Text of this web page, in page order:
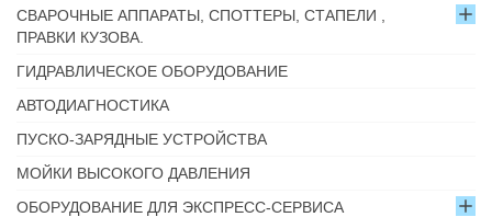
СВАРОЧНЫЕ АППАРАТЫ, СПОТТЕРЫ, СТАПЕЛИ ,
ПРАВКИ КУЗОВА.
ГИДРАВЛИЧЕСКОЕ ОБОРУДОВАНИЕ
АВТОДИАГНОСТИКА
ПУСКО-ЗАРЯДНЫЕ УСТРОЙСТВА
МОЙКИ ВЫСОКОГО ДАВЛЕНИЯ
ОБОРУДОВАНИЕ ДЛЯ ЭКСПРЕСС-СЕРВИСА